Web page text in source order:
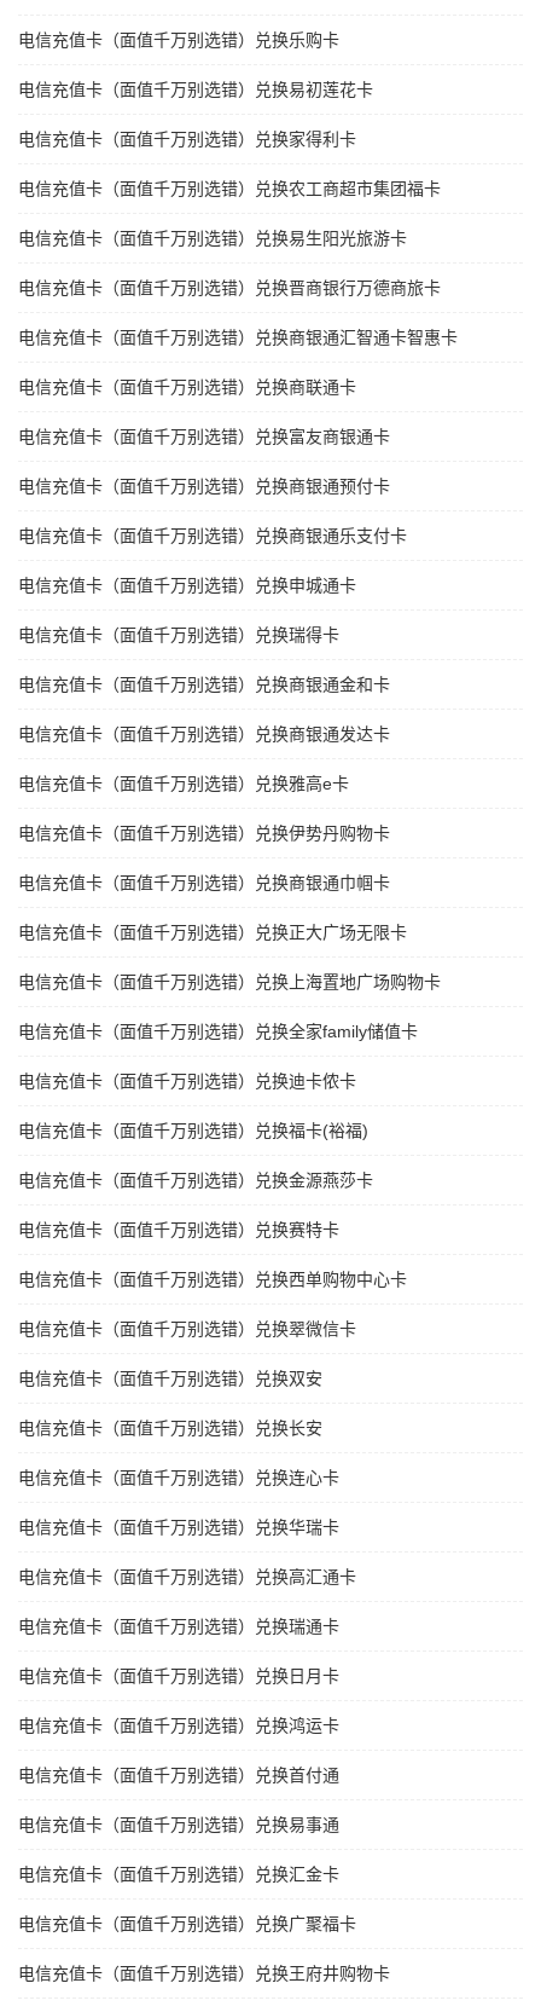
电信充值卡（面值千万别选错）兑换乐购卡
电信充值卡（面值千万别选错）兑换易初莲花卡
电信充值卡（面值千万别选错）兑换家得利卡
电信充值卡（面值千万别选错）兑换农工商超市集团福卡
电信充值卡（面值千万别选错）兑换易生阳光旅游卡
电信充值卡（面值千万别选错）兑换晋商银行万德商旅卡
电信充值卡（面值千万别选错）兑换商银通汇智通卡智惠卡
电信充值卡（面值千万别选错）兑换商联通卡
电信充值卡（面值千万别选错）兑换富友商银通卡
电信充值卡（面值千万别选错）兑换商银通预付卡
电信充值卡（面值千万别选错）兑换商银通乐支付卡
电信充值卡（面值千万别选错）兑换申城通卡
电信充值卡（面值千万别选错）兑换瑞得卡
电信充值卡（面值千万别选错）兑换商银通金和卡
电信充值卡（面值千万别选错）兑换商银通发达卡
电信充值卡（面值千万别选错）兑换雅高e卡
电信充值卡（面值千万别选错）兑换伊势丹购物卡
电信充值卡（面值千万别选错）兑换商银通巾帼卡
电信充值卡（面值千万别选错）兑换正大广场无限卡
电信充值卡（面值千万别选错）兑换上海置地广场购物卡
电信充值卡（面值千万别选错）兑换全家family储值卡
电信充值卡（面值千万别选错）兑换迪卡侬卡
电信充值卡（面值千万别选错）兑换福卡(裕福)
电信充值卡（面值千万别选错）兑换金源燕莎卡
电信充值卡（面值千万别选错）兑换赛特卡
电信充值卡（面值千万别选错）兑换西单购物中心卡
电信充值卡（面值千万别选错）兑换翠微信卡
电信充值卡（面值千万别选错）兑换双安
电信充值卡（面值千万别选错）兑换长安
电信充值卡（面值千万别选错）兑换连心卡
电信充值卡（面值千万别选错）兑换华瑞卡
电信充值卡（面值千万别选错）兑换高汇通卡
电信充值卡（面值千万别选错）兑换瑞通卡
电信充值卡（面值千万别选错）兑换日月卡
电信充值卡（面值千万别选错）兑换鸿运卡
电信充值卡（面值千万别选错）兑换首付通
电信充值卡（面值千万别选错）兑换易事通
电信充值卡（面值千万别选错）兑换汇金卡
电信充值卡（面值千万别选错）兑换广聚福卡
电信充值卡（面值千万别选错）兑换王府井购物卡